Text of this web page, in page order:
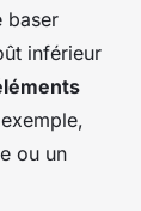
baser
inférieur
ou un